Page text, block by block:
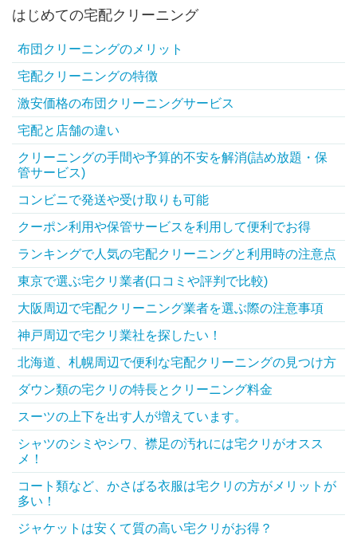
はじめての宅配クリーニング
布団クリーニングのメリット
宅配クリーニングの特徴
激安価格の布団クリーニングサービス
宅配と店舗の違い
クリーニングの手間や予算的不安を解消(詰め放題・保
管サービス)
コンビニで発送や受け取りも可能
クーポン利用や保管サービスを利用して便利でお得
ランキングで人気の宅配クリーニングと利用時の注意点
東京で選ぶ宅クリ業者(口コミや評判で比較)
大阪周辺で宅配クリーニング業者を選ぶ際の注意事項
神戸周辺で宅クリ業社を探したい！
北海道、札幌周辺で便利な宅配クリーニングの見つけ方
ダウン類の宅クリの特長とクリーニング料金
スーツの上下を出す人が増えています。
シャツのシミやシワ、襟足の汚れには宅クリがオスス
メ！
コート類など、かさばる衣服は宅クリの方がメリットが
多い！
ジャケットは安くて質の高い宅クリがお得？